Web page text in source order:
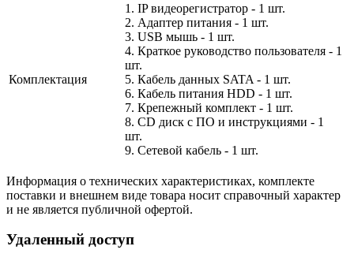
Комплектация
1. IP видеорегистратор - 1 шт.
2. Адаптер питания - 1 шт.
3. USB мышь - 1 шт.
4. Краткое руководство пользователя - 1
шт.
5. Кабель данных SATA - 1 шт.
6. Кабель питания HDD - 1 шт.
7. Крепежный комплект - 1 шт.
8. CD диск с ПО и инструкциями - 1
шт.
9. Сетевой кабель - 1 шт.
Информация о технических характеристиках, комплекте
поставки и внешнем виде товара носит справочный характер
и не является публичной офертой.
Удаленный доступ